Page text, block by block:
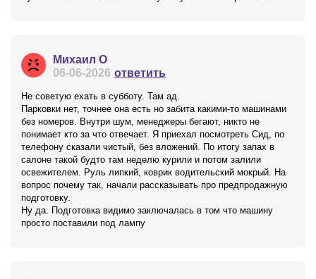
Михаил О
06-06-2026 ответить
Не советую ехать в субботу. Там ад.
Парковки нет, точнее она есть но забита какими-то машинами
без номеров. Внутри шум, менеджеры бегают, никто не
понимает кто за что отвечает. Я приехал посмотреть Сид, по
телефону сказали чистый, без вложений. По итогу запах в
салоне такой будто там неделю курили и потом залили
освежителем. Руль липкий, коврик водительский мокрый. На
вопрос почему так, начали рассказывать про предпродажную
подготовку.
Ну да. Подготовка видимо заключалась в том что машину
просто поставили под лампу